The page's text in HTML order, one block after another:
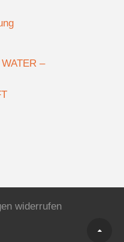
–
widerrufen